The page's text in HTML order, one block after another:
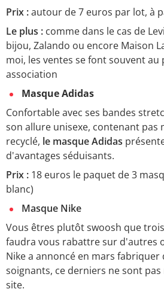
Prix :autour de 7 euros par lot, à
Le plus : comme dans le cas de
bijou, Zalando ou encore Maison
moi, les ventes se font souvent
association
Masque Adidas
Confortable avec ses bandes
son allure unisexe, contenant pas
recyclé, le masque Adidas
d'avantages séduisants.
Prix : 18 euros le paquet de 3
blanc)
Masque Nike
Vous êtres plutôt swoosh que
faudra vous rabattre sur d'autres
Nike a annoncé en mars fabriquer
soignants, ce derniers ne sont
site.